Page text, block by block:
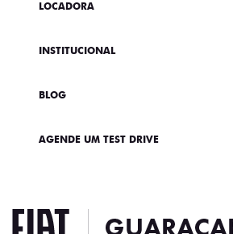
LOCADORA
INSTITUCIONAL
BLOG
AGENDE UM TEST DRIVE